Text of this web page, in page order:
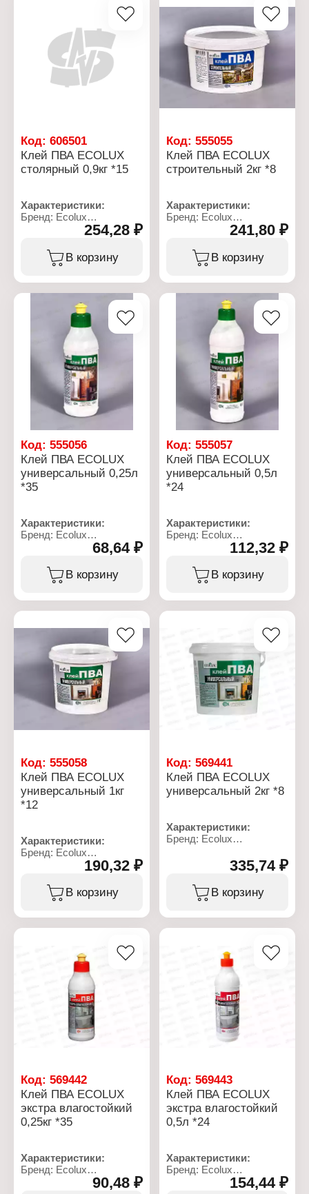
Фасовка: 0,5 кг
Код: 606501
Клей ПВА ECОLUX
столярный 0,9кг *15
Характеристики:
Бренд: Ecolux
Тип товара: Клей
Назначение: столярный
Цвет: белый
Фасовка: 0,9 кг
254,28 ₽
В корзину
Код:555055
Клей ПВА ECОLUX
строительный 2кг *8
Характеристики:
Бренд: Ecolux
Тип товара: Клей
Назначение:
строительный
пластификатор,
пеногаситель
Фасовка: 2 кг
241,80 ₽
В корзину
Код: 555056
Клей ПВА ECОLUX
универсальный 0,25л
*35
Характеристики:
Бренд: Ecolux
Тип товара: Клей
Назначение:
универсальный
добавки
Фасовка: 250 мл
68,64 ₽
В корзину
Код:555057
Клей ПВА ECОLUX
универсальный 0,5л
*24
Характеристики:
Бренд: Ecolux
Тип товара: Клей
Назначение:
универсальный
Фасовка: 500 мл
112,32 ₽
В корзину
Код: 555058
Клей ПВА ECОLUX
универсальный 1кг
*12
Характеристики:
Бренд: Ecolux
Тип товара: Клей
Назначение:
универсальный
Фасовка: 1 кг
190,32 ₽
В корзину
Код:569441
Клей ПВА ECОLUX
универсальный 2кг *8
Характеристики:
Бренд: Ecolux
Вариация: ПВА
универсальный
Тип поверхности: дерево,
ткань, стекло,
Расход: 100-200 г/м2
поливинилацетатная
дисперсия
Фасовка: 2 кг
335,74 ₽
В корзину
Код: 569442
Клей ПВА ECОLUX
экстра влагостойкий
0,25кг *35
Характеристики:
Бренд: Ecolux
Тип товара: Клей90,48 ₽
Код:569443
Клей ПВА ECОLUX
экстра влагостойкий
0,5л *24
Характеристики:
Бренд: Ecolux
Тип товара: Клей154,44 ₽